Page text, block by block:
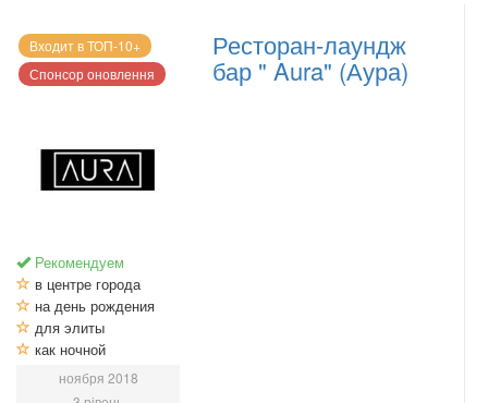
Входит в ТОП-10+
Спонсор оновлення
Рекомендуем
в центре города
на день рождения
для элиты
как ночной
ноября 2018
Ресторан-лаундж
бар " Aura" (Аура)